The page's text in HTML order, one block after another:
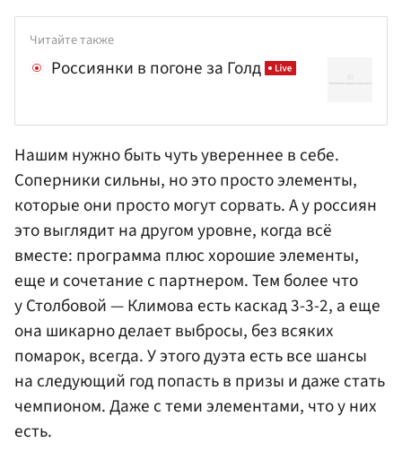
Читайте также
Россиянки в погоне за Голд
Нашим нужно быть чуть увереннее в себе.
Соперники сильны, но это просто элементы,
которые они просто могут сорвать. А у россиян
это выглядит на другом уровне, когда всё
вместе: программа плюс хорошие элементы,
еще и сочетание с партнером. Тем более что
у Столбовой — Климова есть каскад 3-3-2, а еще
она шикарно делает выбросы, без всяких
помарок, всегда. У этого дуэта есть все шансы
на следующий год попасть в призы и даже стать
чемпионом. Даже с теми элементами, что у них
есть.